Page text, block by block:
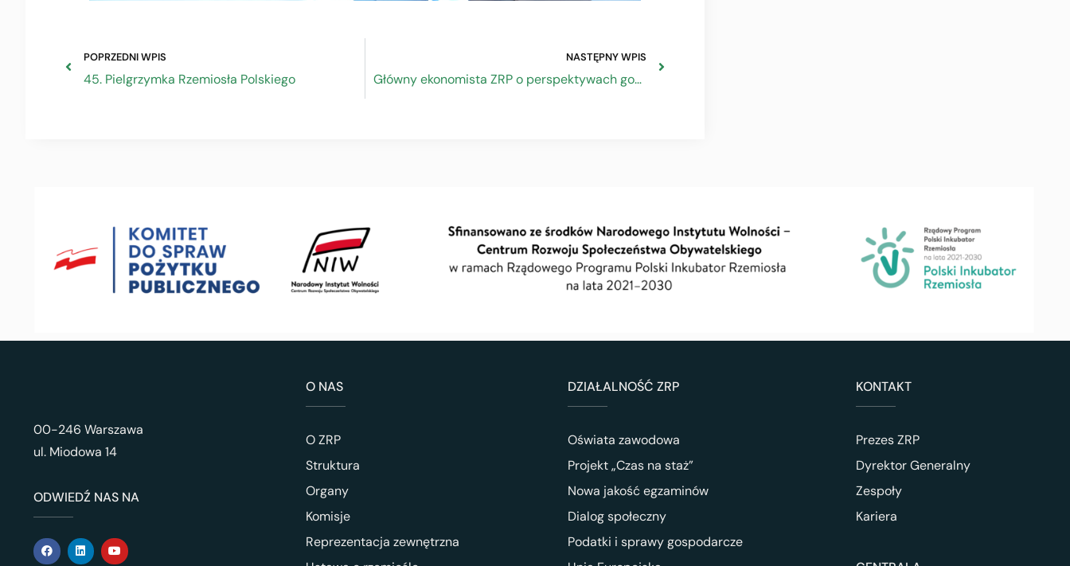
POPRZEDNI WPIS
45. Pielgrzymka Rzemiosła Polskiego
NASTĘPNY WPIS
Główny ekonomista ZRP o perspektywach gospodarczych na rok 2027
00-246 Warszawa
ul. Miodowa 14
ODWIEDŹ NAS NA
O NAS
O ZRP
Struktura
Organy
Komisje
Reprezentacja zewnętrzna
DZIAŁALNOŚĆ ZRP
Oświata zawodowa
Projekt „Czas na staż”
Nowa jakość egzaminów
Dialog społeczny
Podatki i sprawy gospodarcze
KONTAKT
Prezes ZRP
Dyrektor Generalny
Zespoły
Kariera